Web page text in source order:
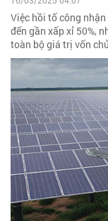
Việc hồi tố công
đến gần xấp xỉ 50%,
toàn bộ giá trị vốn